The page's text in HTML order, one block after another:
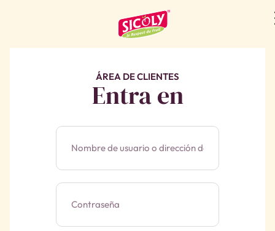
ÁREA DE CLIENTES
Entra en